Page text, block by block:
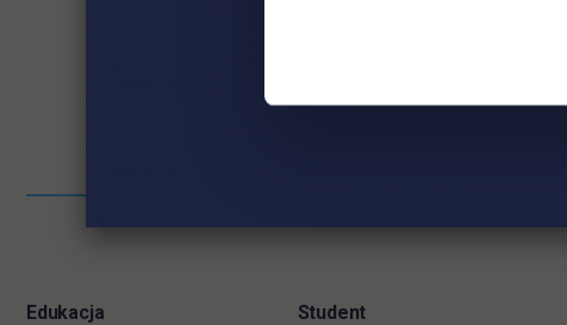
Edukacja Student